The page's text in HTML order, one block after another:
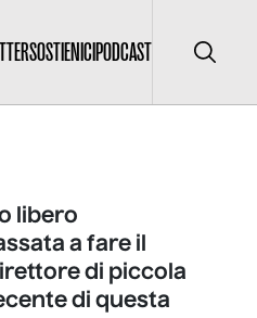
SOSTIENICIPODCAST Cerca
libero
a fare il
di piccola
di questa